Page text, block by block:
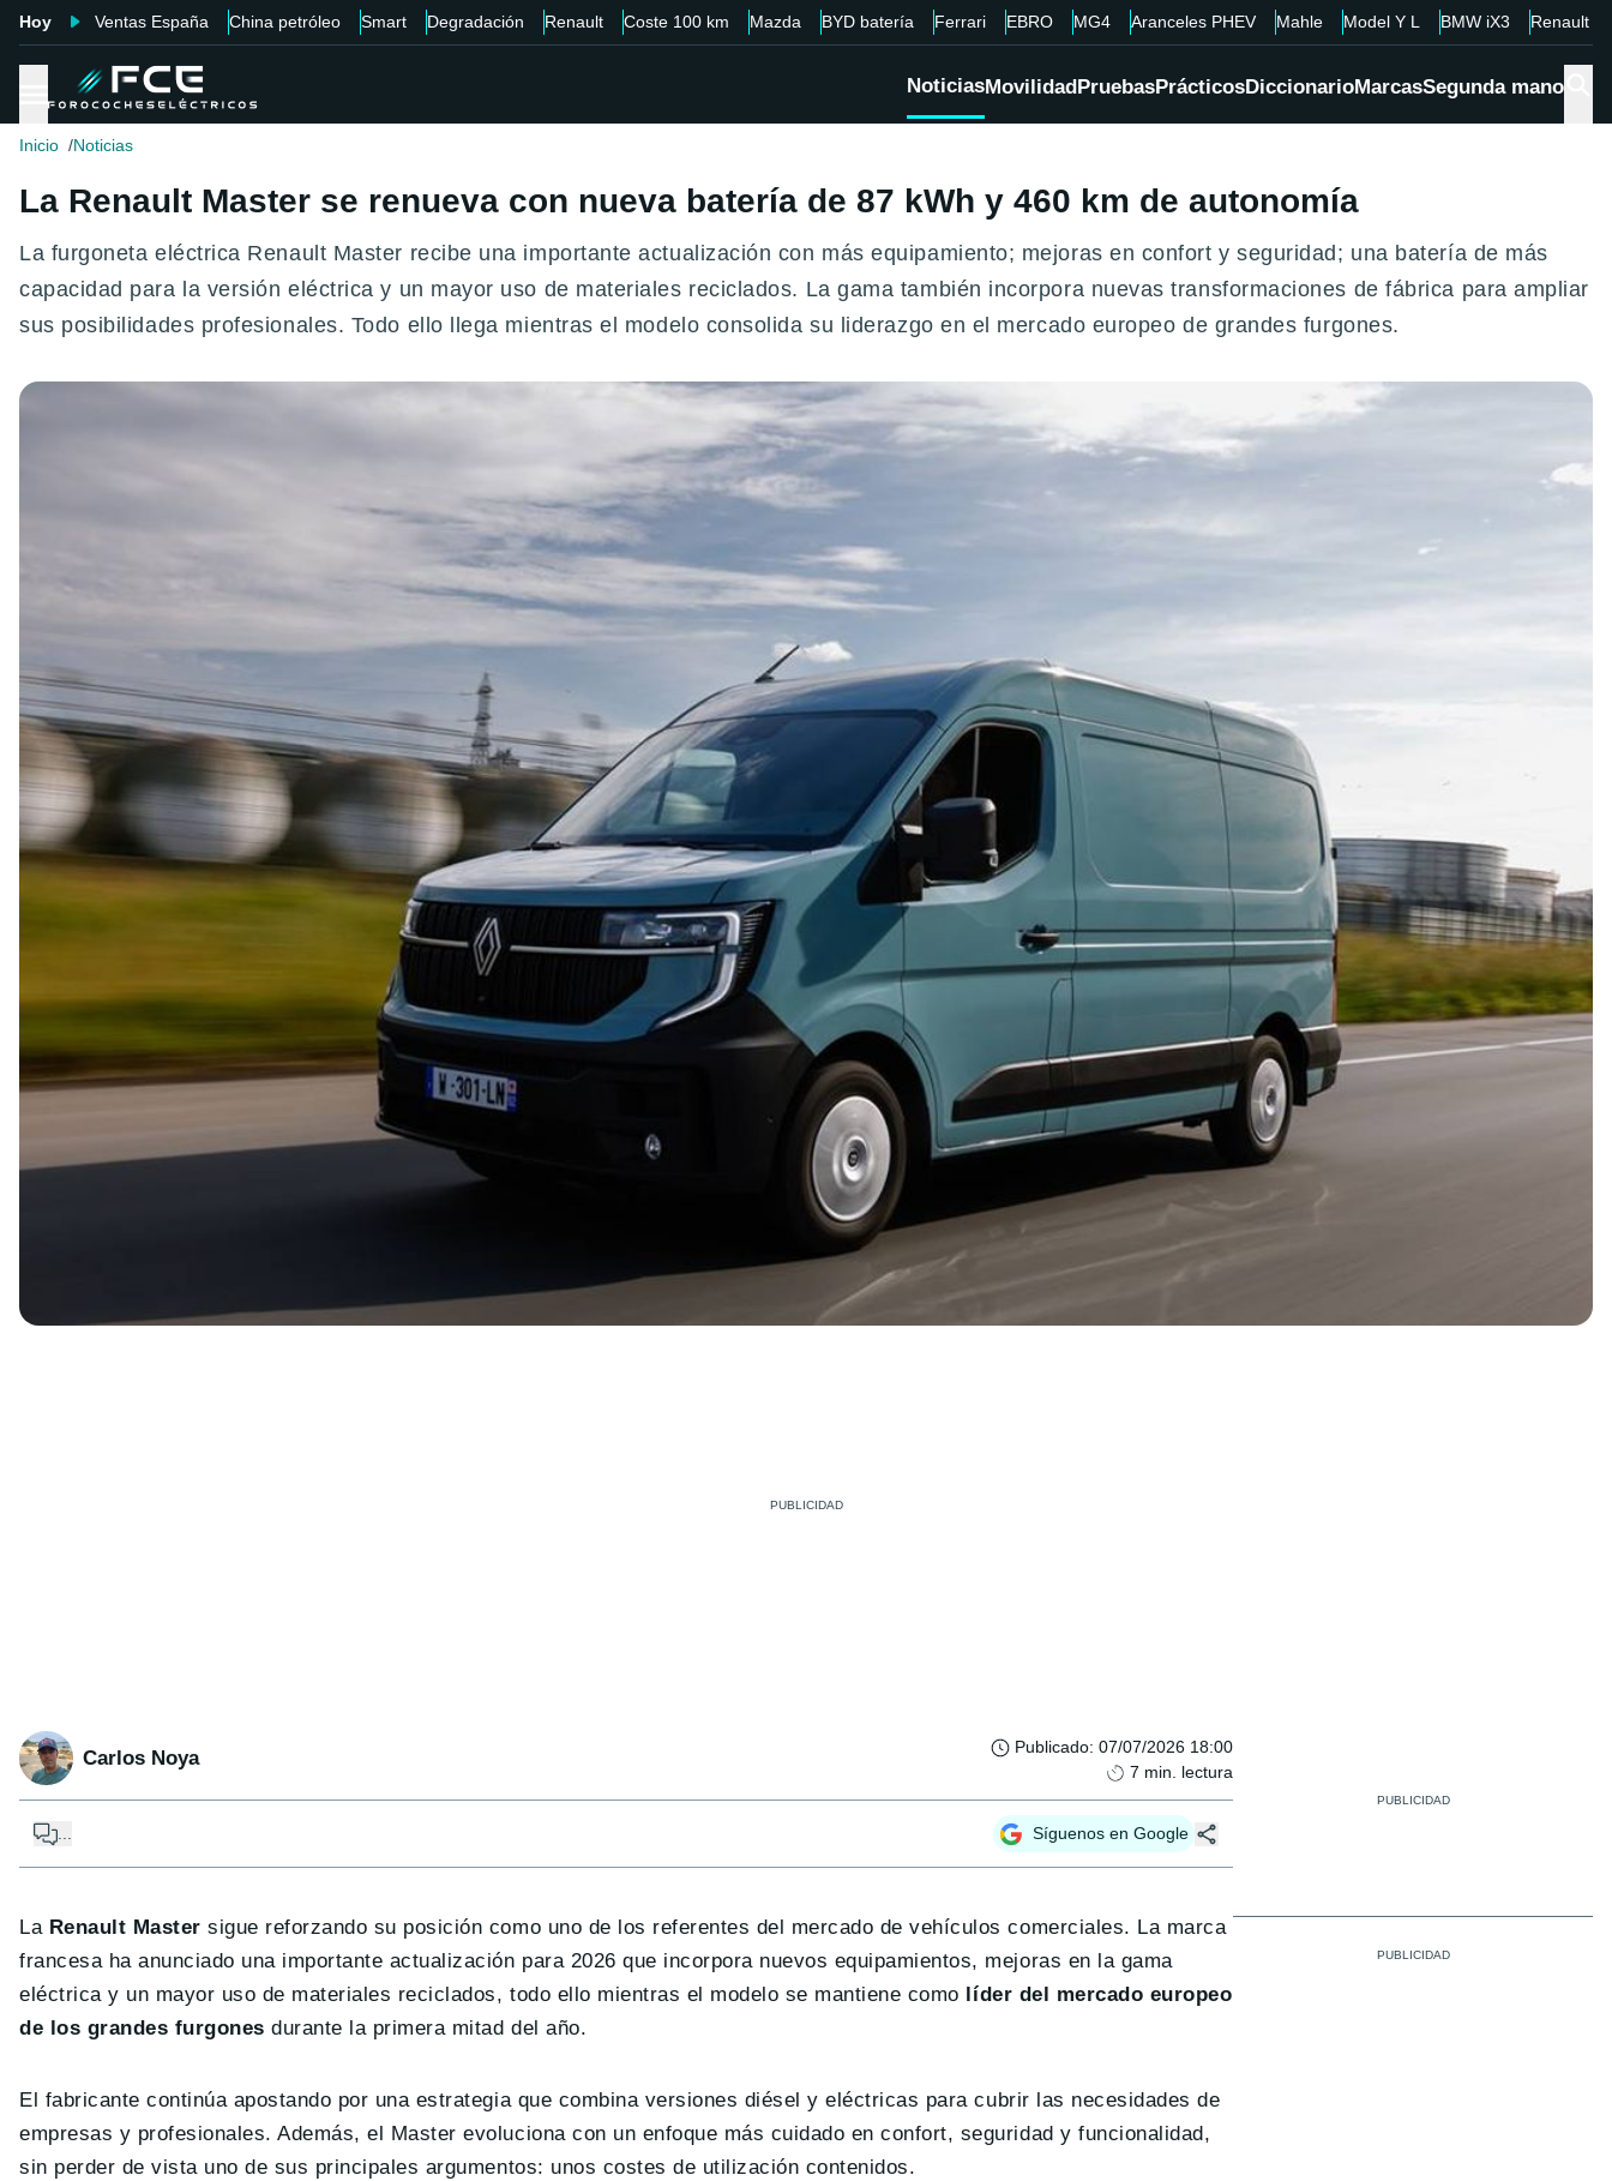
Hoy Ventas España China petróleo Smart Degradación Renault Coste 100 km Mazda BYD batería Ferrari EBRO MG4 Aranceles PHEV Mahle Model Y L BMW iX3 Renault
NoticiasMovilidadPruebasPrácticosDiccionarioMarcasSegunda mano
Inicio Noticias
La Renault Master se renueva con nueva batería de 87 kWh y 460 km de autonomía
La furgoneta eléctrica Renault Master recibe una importante actualización con más equipamiento; mejoras en confort y seguridad; una batería de más
capacidad para la versión eléctrica y un mayor uso de materiales reciclados. La gama también incorpora nuevas transformaciones de fábrica para ampliar
sus posibilidades profesionales. Todo ello llega mientras el modelo consolida su liderazgo en el mercado europeo de grandes furgones.
Carlos Noya Publicado: 07/07/2026 18:00
7 min. lectura
... Síguenos en Google
La Renault Master sigue reforzando su posición como uno de los referentes del mercado de vehículos comerciales. La marca
francesa ha anunciado una importante actualización para 2026 que incorpora nuevos equipamientos, mejoras en la gama
eléctrica y un mayor uso de materiales reciclados, todo ello mientras el modelo se mantiene como
líder del mercado europeo
de los grandes furgones durante la primera mitad del año.
El fabricante continúa apostando por una estrategia que combina versiones diésel y eléctricas para cubrir las necesidades de
empresas y profesionales. Además, el Master evoluciona con un enfoque más cuidado en confort, seguridad y funcionalidad,
sin perder de vista uno de sus principales argumentos: unos costes de utilización contenidos.